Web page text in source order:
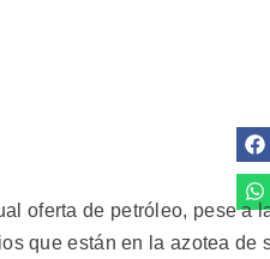
oferta de petróleo, pese a
que están en la azotea de